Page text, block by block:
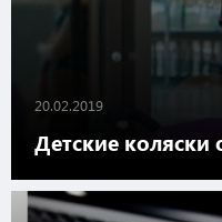
20.02.2019
Детские коляски